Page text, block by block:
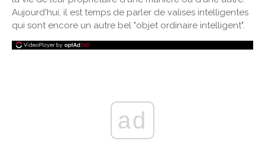
Aujourd'hui, il est temps de parler de valises intelligentes
qui sont encore un autre bel "objet ordinaire intelligent".
ad